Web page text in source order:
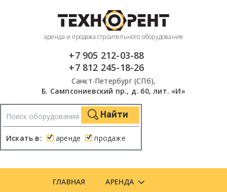
аренда и продажа строительного оборудования
+7 905 212-03-88
+7 812 245-18-26
Санкт-Петербург (СПб),
Б. Сампсониевский пр., д. 60, лит. «И»
Искать в: аренде продаже
Найти
ГЛАВНАЯ АРЕНДА